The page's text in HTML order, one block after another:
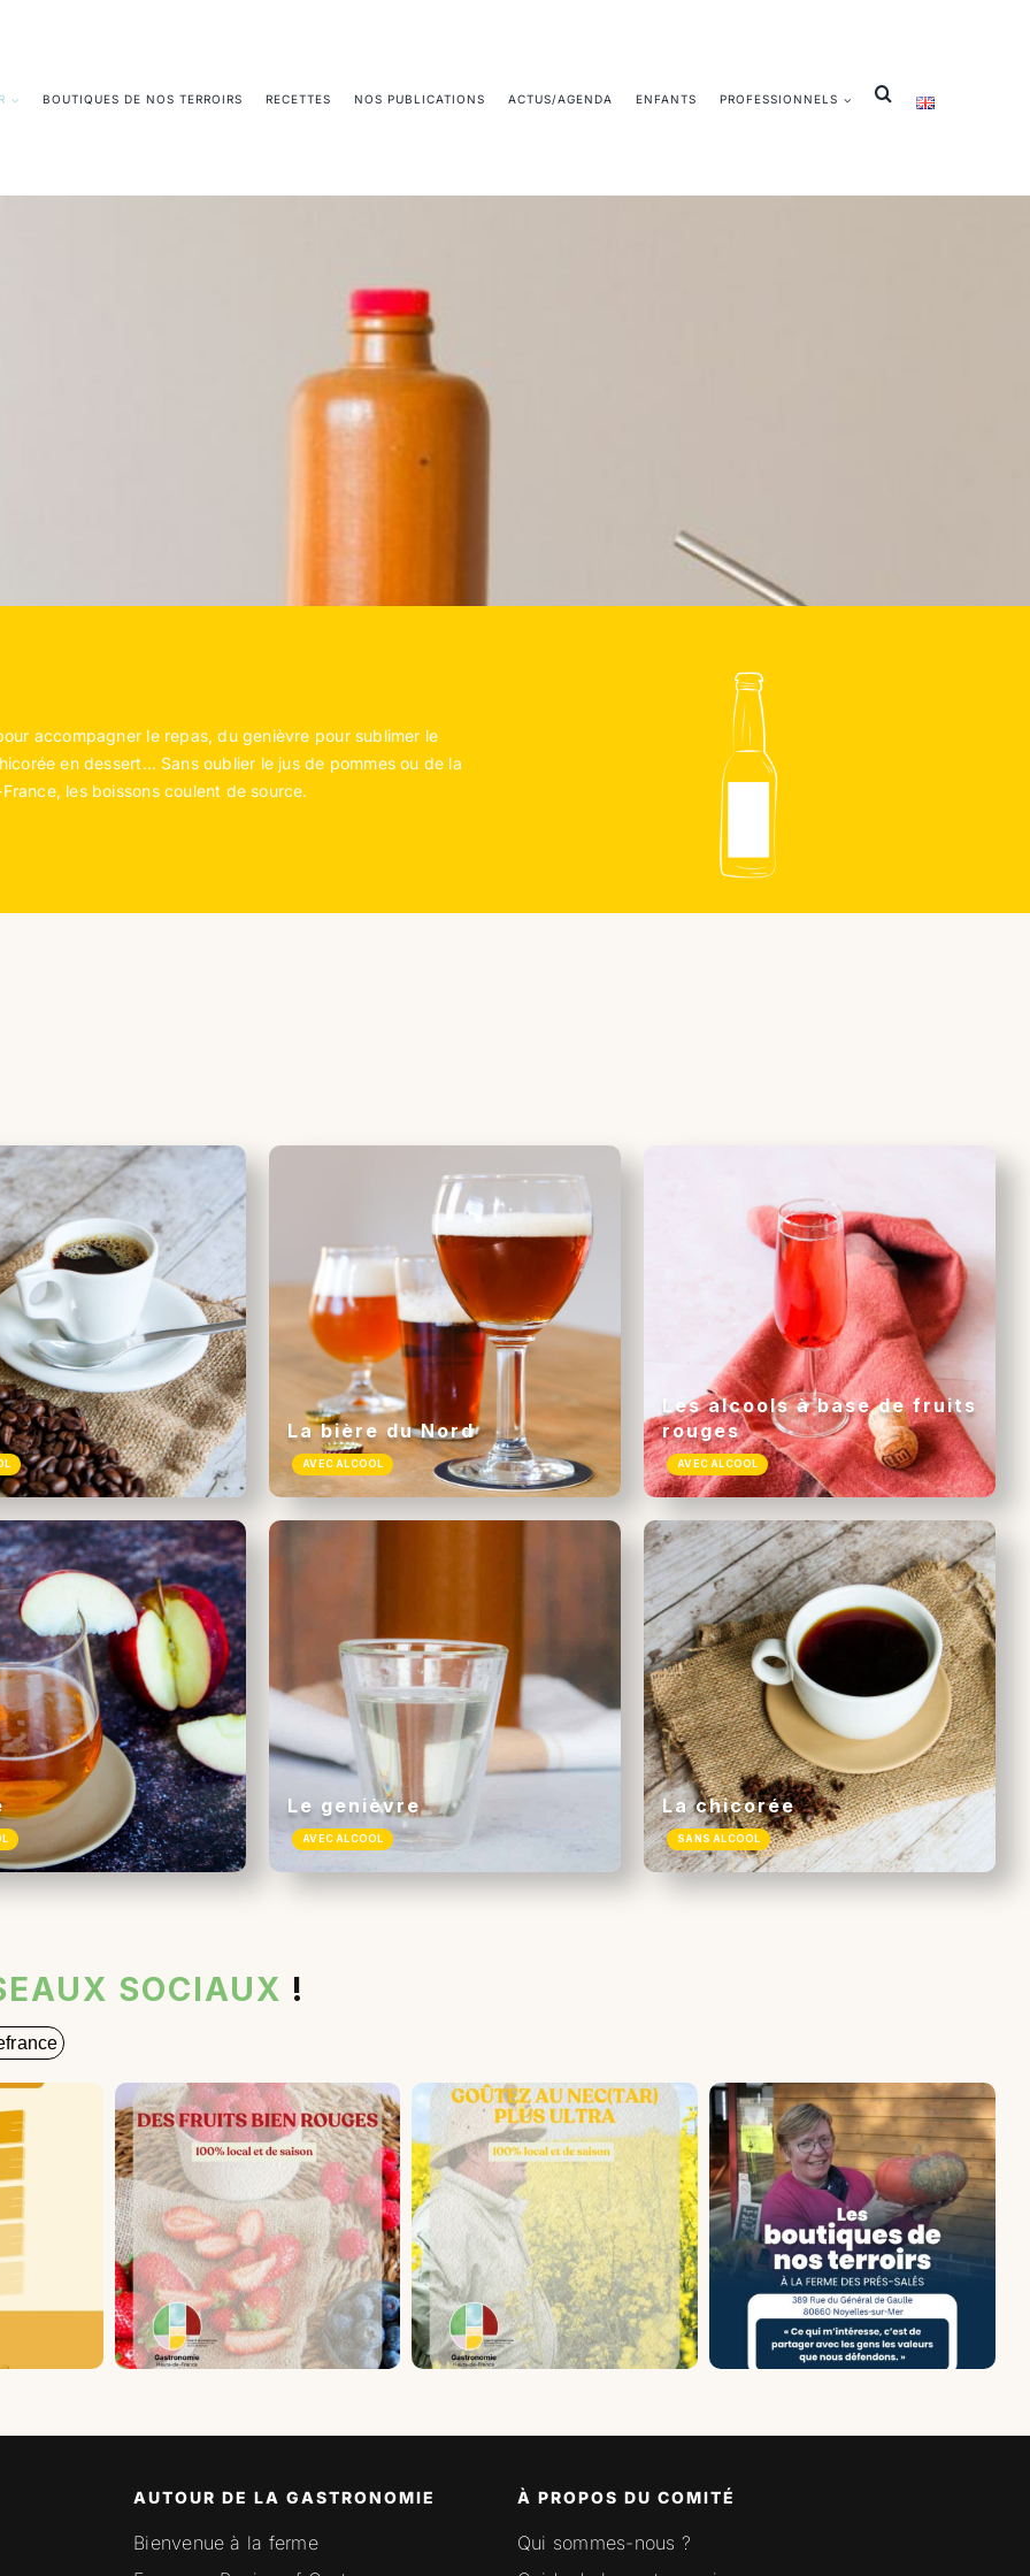
BOUTIQUES DE NOS TERROIRS RECETTES NOS PUBLICATIONS ACTUS/AGENDA ENFANTS PROFESSIONNELS
accompagner le repas, du genièvre pour sublimer le
en dessert… Sans oublier le jus de pommes ou de la
les boissons coulent de source.
La bière du Nord
AVEC ALCOOL
Les alcools à base de fruits
rouges
AVEC ALCOOL
Le genièvre
AVEC ALCOOL
La chicorée
SANS ALCOOL
SOCIAUX !
AUTOUR DE LA GASTRONOMIE
Bienvenue à la ferme
À PROPOS DU COMITÉ
Qui sommes-nous ?